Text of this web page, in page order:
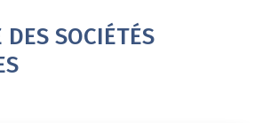
DES SOCIÉTÉS